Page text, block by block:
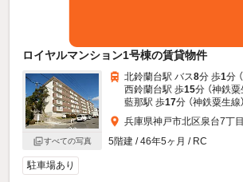
ロイヤルマンション1号棟の賃貸物件
すべての写真
北鈴蘭台駅 バス8分 歩1分
西鈴蘭台駅 歩15分 （神鉄粟
藍那駅 歩17分 （神鉄粟生線）
兵庫県神戸市北区泉台7丁
5階建 / 46年5ヶ月 / RC
駐車場あり